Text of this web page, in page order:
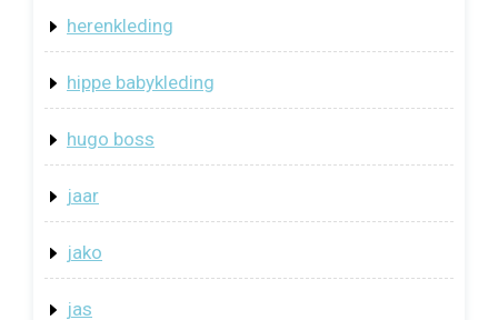
herenkleding
hippe babykleding
hugo boss
jaar
jako
jas